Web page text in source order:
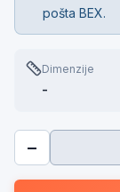
pošta BEX.
Dimenzije
-
−